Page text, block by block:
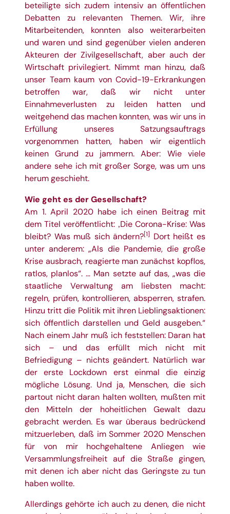
beteiligte sich zudem intensiv an öffentlichen
Debatten zu relevanten Themen. Wir, ihre
Mitarbeitenden, konnten also weiterarbeiten
und waren und sind gegenüber vielen anderen
Akteuren der Zivilgesellschaft, aber auch der
Wirtschaft privilegiert. Nimmt man hinzu, daß
unser Team kaum von Covid-19-Erkrankungen
betroffen war, daß wir nicht unter
Einnahmeverlusten zu leiden hatten und
weitgehend das machen konnten, was wir uns in
Erfüllung unseres Satzungsauftrags
vorgenommen hatten, haben wir eigentlich
keinen Grund zu jammern. Aber: Wie viele
andere sehe ich mit großer Sorge, was um uns
herum geschieht.
Wie geht es der Gesellschaft?
Am 1. April 2020 habe ich einen Beitrag mit
dem Titel veröffentlicht: ‚Die Corona-Krise: Was
bleibt? Was muß sich ändern?[1] Dort heißt es
unter anderem: „Als die Pandemie, die große
Krise ausbrach, reagierte man zunächst kopflos,
ratlos, planlos“. … Man setzte auf das, „was die
staatliche Verwaltung am liebsten macht:
regeln, prüfen, kontrollieren, absperren, strafen.
Hinzu tritt die Politik mit ihren Lieblingsaktionen:
sich öffentlich darstellen und Geld ausgeben.“
Nach einem Jahr muß ich feststellen: Daran hat
sich – und das erfüllt mich nicht mit
Befriedigung – nichts geändert. Natürlich war
der erste Lockdown erst einmal die einzig
mögliche Lösung. Und ja, Menschen, die sich
partout nicht daran halten wollten, mußten mit
den Mitteln der hoheitlichen Gewalt dazu
gebracht werden. Es war überaus bedrückend
mitzuerleben, daß im Sommer 2020 Menschen
für von mir hochgehaltene Anliegen wie
Versammlungsfreiheit auf die Straße gingen,
mit denen ich aber nicht das Geringste zu tun
haben wollte.
Allerdings gehörte ich auch zu denen, die nicht